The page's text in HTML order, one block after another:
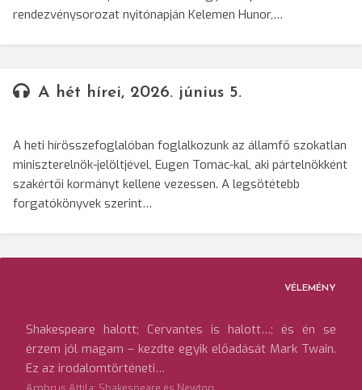
rendezvénysorozat nyitónapján Kelemen Hunor,…
A hét hírei, 2026. június 5.
A heti hírösszefoglalóban foglalkozunk az államfő szokatlan
miniszterelnök-jelöltjével, Eugen Tomac-kal, aki pártelnökként
szakértői kormányt kellene vezessen. A legsötétebb
forgatókönyvek szerint…
VÉLEMÉNY
Shakespeare halott; Cervantes is halott…; és én se
érzem jól magam – kezdte egyik előadását Mark Twain.
Ez az irodalomtörténeti…